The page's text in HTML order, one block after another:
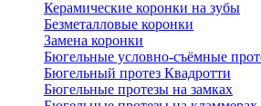
Керамические коронки на зубы
Безметалловые коронки
Замена коронки
Бюгельные условно-съёмные
Бюгельный протез Квадротти
Бюгельные протезы на замках